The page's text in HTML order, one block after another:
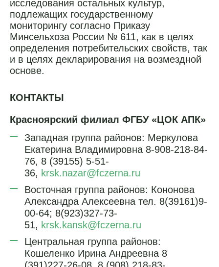
исследования остальных культур,
подлежащих государственному
мониторингу согласно Приказу
Минсельхоза России № 611, как в целях
определения потребительских свойств, так
и в целях декларирования на возмездной
основе.
КОНТАКТЫ
Красноярский филиал ФГБУ «ЦОК АПК»
Западная группа районов: Меркулова
Екатерина Владимировна 8-908-218-84-
76, 8 (39155) 5-51-
36, krsk.nazar@fczerna.ru
Восточная группа районов: Кононова
Александра Алексеевна тел. 8(39161)9-
00-64; 8(923)327-73-
51, krsk.kansk@fczerna.ru
Центральная группа районов:
Кошеленко Ирина Андреевна 8